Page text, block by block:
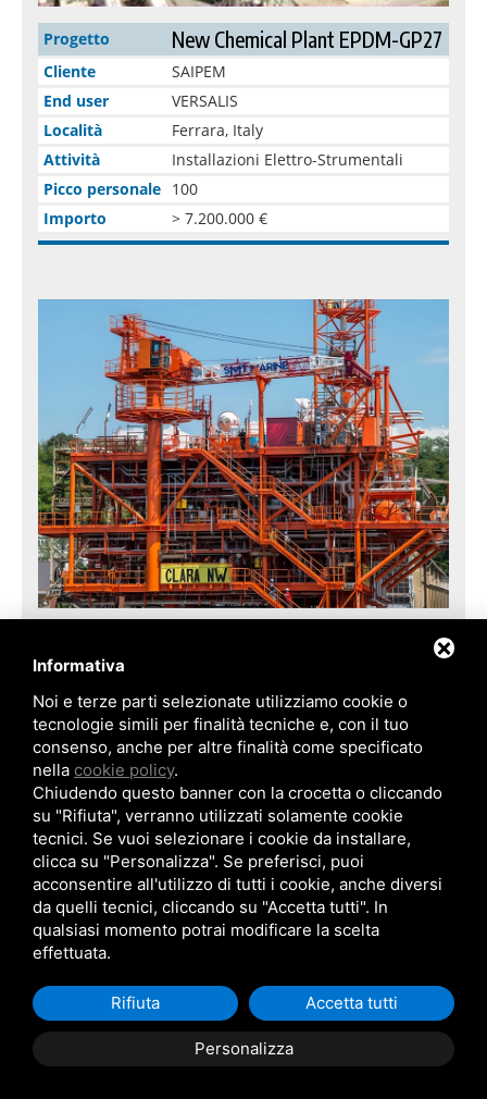
Progetto New Chemical Plant EPDM-GP27
Cliente
SAIPEM
End user
VERSALIS
Località
Ferrara, Italy
Attività
Installazioni Elettro-Strumentali
Picco personale 100
Importo
> 7.200.000 €
Cliente
End user
ENI E&P
Località
Cantieri Navali La Spezia
Attività
Installazioni Elettro-Strumentali
Picco personale
110
Importo
>1.100.000 €
Informativa
Noi e terze parti selezionate utilizziamo cookie o
tecnologie simili per finalità tecniche e, con il tuo
consenso, anche per altre finalità come specificato
nella cookie policy.
Chiudendo questo banner con la crocetta o cliccando
su "Rifiuta", verranno utilizzati solamente cookie
tecnici. Se vuoi selezionare i cookie da installare,
clicca su "Personalizza". Se preferisci, puoi
acconsentire all'utilizzo di tutti i cookie, anche diversi
da quelli tecnici, cliccando su "Accetta tutti". In
qualsiasi momento potrai modificare la scelta
effettuata.
Personalizza
Rifiuta Accetta tutti